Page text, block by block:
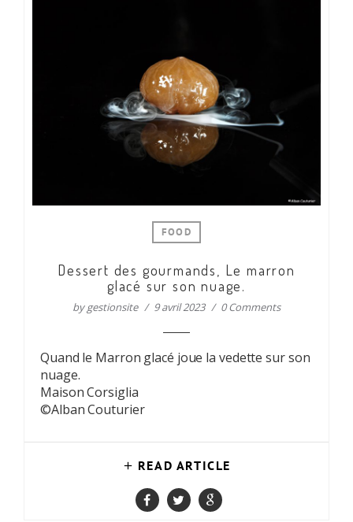
FOOD
Dessert des gourmands, Le marron
glacé sur son nuage.
bygestionsite 9 avril 2023 0 Comments
Quand le Marron glacé joue la vedette sur son
nuage.
Maison Corsiglia
©Alban Couturier
READ ARTICLE